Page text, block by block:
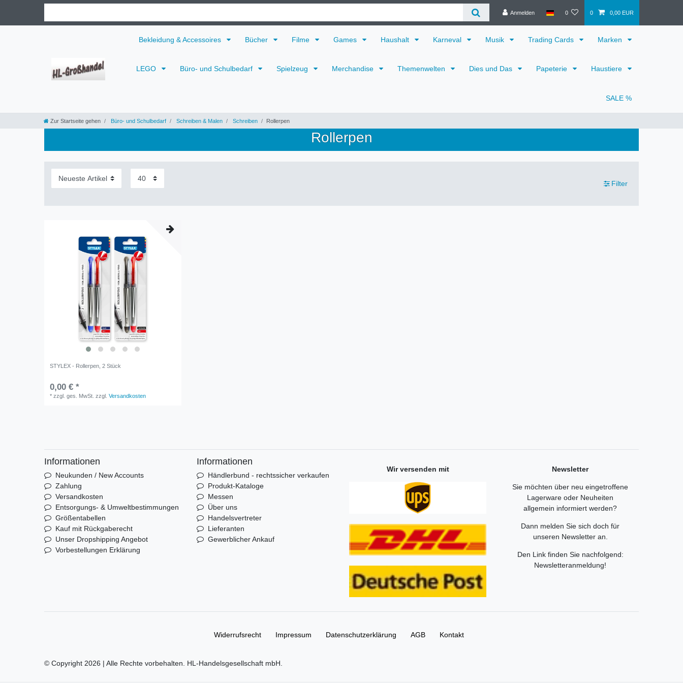
Anmelden 0 0 0,00 EUR
Bekleidung & Accessoires Bücher Filme Games Haushalt Karneval Musik Trading Cards Marken
LEGO Büro- und Schulbedarf Spielzeug Merchandise Themenwelten Dies und Das Papeterie Haustiere
SALE %
Zur Startseite gehen Büro- und Schulbedarf Schreiben & Malen Schreiben Rollerpen
Rollerpen
Filter
STYLEX - Rollerpen, 2 Stück
0,00 € *
*zzgl. ges. MwSt. zzgl.Versandkosten
Informationen
Neukunden / New Accounts
Zahlung
Versandkosten
Entsorgungs- & Umweltbestimmungen
Größentabellen
Kauf mit Rückgaberecht
Unser Dropshipping Angebot
Vorbestellungen Erklärung
Informationen
Händlerbund - rechtssicher verkaufen
Produkt-Kataloge
Messen
Über uns
Handelsvertreter
Lieferanten
Gewerblicher Ankauf
Wir versenden mit Newsletter
Sie möchten über neu eingetroffene
Lagerware oder Neuheiten
allgemein informiert werden?
Dann melden Sie sich doch für
unseren Newsletter an.
Den Link finden Sie nachfolgend:
Newsletteranmeldung!
Widerrufs­recht Impressum Daten­schutz­erklärung AGB Kontakt
© Copyright 2026 | Alle Rechte vorbehalten. HL-Handelsgesellschaft mbH.